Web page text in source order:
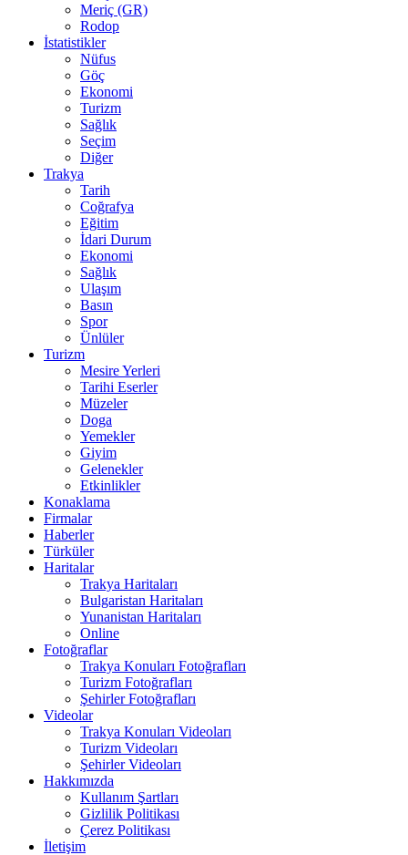
Meriç (GR)
Rodop
İstatistikler
Nüfus
Göç
Ekonomi
Turizm
Sağlık
Seçim
Diğer
Trakya
Tarih
Coğrafya
Eğitim
İdari Durum
Ekonomi
Sağlık
Ulaşım
Basın
Spor
Ünlüler
Turizm
Mesire Yerleri
Tarihi Eserler
Müzeler
Doga
Yemekler
Giyim
Gelenekler
Etkinlikler
Konaklama
Firmalar
Haberler
Türküler
Haritalar
Trakya Haritaları
Bulgaristan Haritaları
Yunanistan Haritaları
Online
Fotoğraflar
Trakya Konuları Fotoğrafları
Turizm Fotoğrafları
Şehirler Fotoğrafları
Videolar
Trakya Konuları Videoları
Turizm Videoları
Şehirler Videoları
Hakkımızda
Kullanım Şartları
Gizlilik Politikası
Çerez Politikası
İletişim